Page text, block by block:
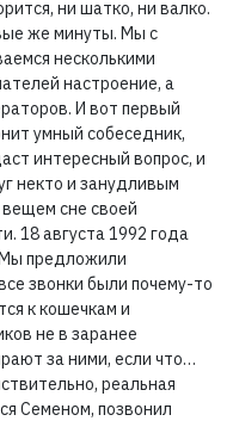
ни шатко, ни валко.
же минуты. Мы с
несколькими
настроение, а
И вот первый
умный собеседник,
интересный вопрос, и
некто и занудливым
вещем сне своей
18 августа 1992 года
предложили
звонки были почему-то
к кошечкам и
не в заранее
за ними, если что…
реальная
Семеном, позвонил